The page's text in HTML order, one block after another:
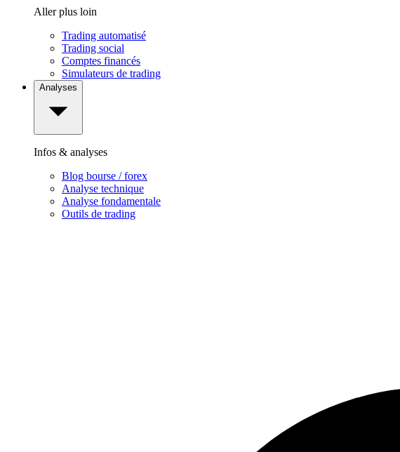
Aller plus loin
Trading automatisé
Trading social
Comptes financés
Simulateurs de trading
Analyses
Infos & analyses
Blog bourse / forex
Analyse technique
Analyse fondamentale
Outils de trading